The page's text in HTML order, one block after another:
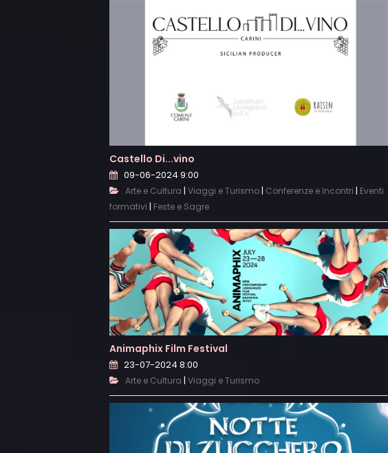
Castello Di...vino
09-06-2024 9:00
Arte e Cultura | Viaggi e Turismo| Conferenze e Incontri | Eventi
formativi | Feste e Sagre
Animaphix Film Festival
23-07-2024 8:00
Arte e Cultura | Viaggi e Turismo